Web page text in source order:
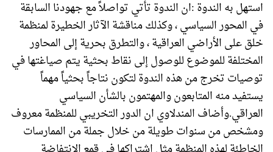
استهل به الندوة :ان الندوة تأتي تواصلاً مع جهودنا السابقة
في المحور السياسي ، وكذلك مناقشة الآثار الخطيرة لمنظمة
خلق على الأراضي العراقية ، والتطرق بحرية إلى المحاور
المختلفة للموضوع للوصول إلى نقاط بحثية يتم صياغتها في
توصيات تخرج من هذه الندوة لتكون نتاجاً بحثياً مهماً
يستفيد منه المتابعون والمهتمون بالشأن السياسي
العراقي.وأضاف المندلاوي ان الدور التخريبي للمنظمة معروف
ومشخص من سنوات طويلة من خلال جملة من الممارسات